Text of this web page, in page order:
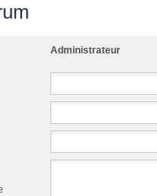
Administrateur